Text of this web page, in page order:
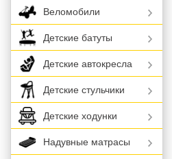
Веломобили
Детские батуты
Детские автокресла
Детские стульчики
Детские ходунки
Надувные матрасы